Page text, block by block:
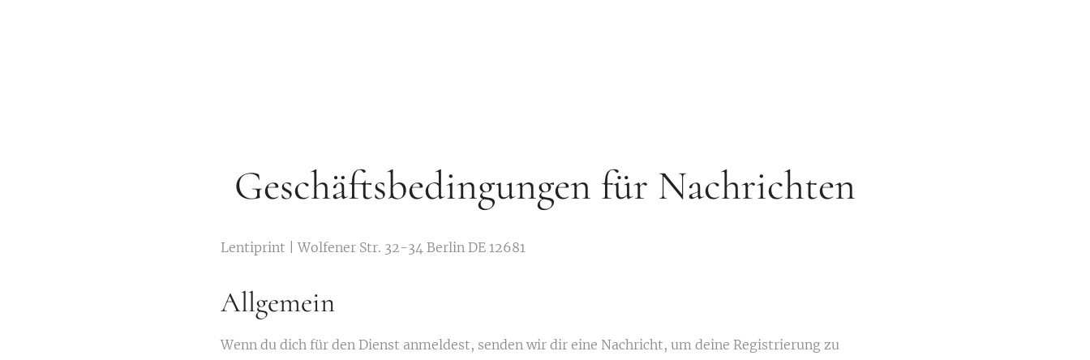
Geschäftsbedingungen für Nachrichten
Lentiprint | Wolfener Str. 32-34 Berlin DE 12681
Allgemein
Wenn du dich für den Dienst anmeldest, senden wir dir eine Nachricht, um deine Registrierung zu